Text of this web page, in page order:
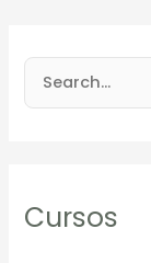
c
Cursos